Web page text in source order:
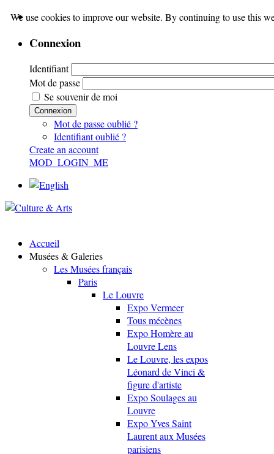
Connexion
Identifiant
Mot de passe
Se souvenir de moi
Connexion
Mot de passe oublié ?
Identifiant oublié ?
Create an account
MOD_LOGIN_ME
Accueil
Musées & Galeries
Les Musées français
Paris
Le Louvre
Expo Vermeer
Tous mécènes
Expo Homère au
Louvre Lens
Le Louvre, les expos
Léonard de Vinci &
figure d'artiste
Expo Soulages au
Louvre
Expo Yves Saint
Laurent aux Musées
parisiens
We use cookies to improve our website. By continuing to use this